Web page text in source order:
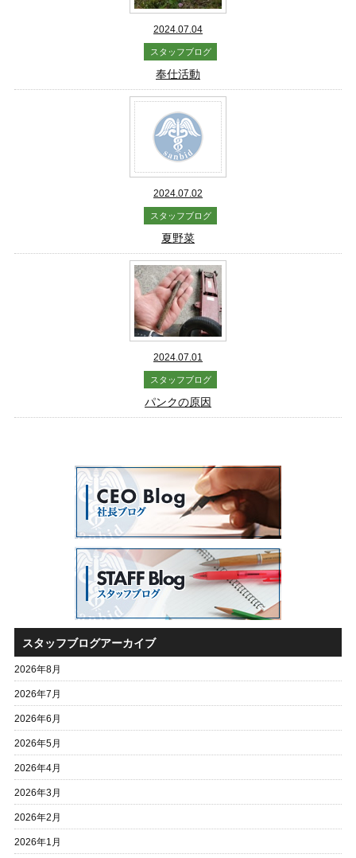
2024.07.04
スタッフブログ
奉仕活動
2024.07.02
スタッフブログ
夏野菜
2024.07.01
スタッフブログ
パンクの原因
スタッフブログアーカイブ
2026年8月
2026年7月
2026年6月
2026年5月
2026年4月
2026年3月
2026年2月
2026年1月